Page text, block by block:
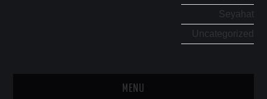
Seyahat
Uncategorized
MENU